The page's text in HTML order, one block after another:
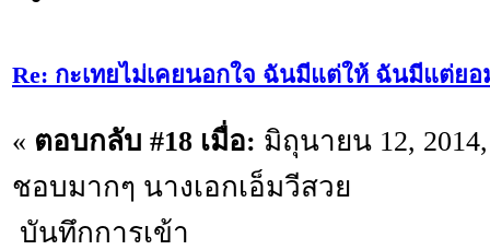
Re: กะเทยไม่เคยนอกใจ ฉันมีแต่ให้ ฉันมีแต่ยอ
« ตอบกลับ #18 เมื่อ: มิถุนายน 12, 2014,
ชอบมากๆ นางเอกเอ็มวีสวย
บันทึกการเข้า